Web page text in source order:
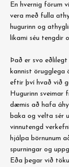
En hvernig förum
vera með fulla
hugurinn og
líkami séu tengdir
Það er svo
kannist örugglega
eftir því hvað við
Hugurinn
dæmis að hafa
baka og velta sér
vinnutengd
hjálpa börnunum
spurningar og
Eða þegar við